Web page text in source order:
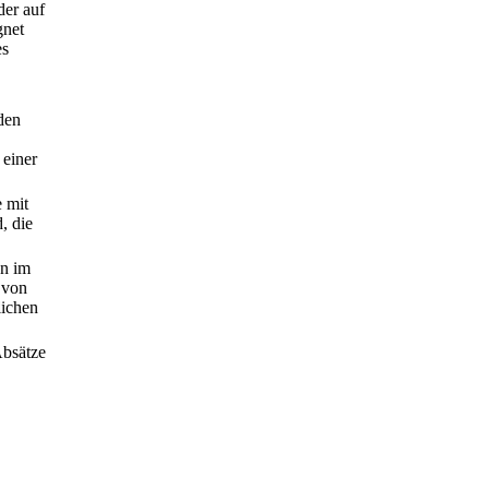
auf
mit
die
im